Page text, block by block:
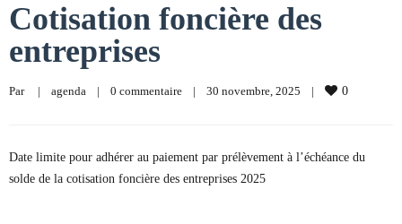
Cotisation foncière des
entreprises
Par | agenda | 0 commentaire | 30 novembre, 2025 | 0
Date limite pour adhérer au paiement par prélèvement à l’échéance du
solde de la cotisation foncière des entreprises 2025